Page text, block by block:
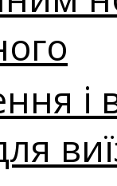
і